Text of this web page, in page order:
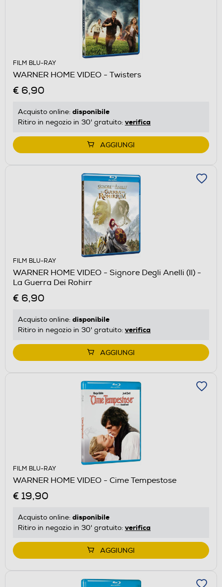
FILM BLU-RAY
WARNER HOME VIDEO - Twisters
€ 6,90
Acquisto online: disponibile
Ritiro in negozio in 30' gratuito: verifica
AGGIUNGI
FILM BLU-RAY
WARNER HOME VIDEO - Signore Degli Anelli (Il) -
La Guerra Dei Rohirr
€ 6,90
Acquisto online: disponibile
Ritiro in negozio in 30' gratuito: verifica
AGGIUNGI
FILM BLU-RAY
WARNER HOME VIDEO - Cime Tempestose
€ 19,90
Acquisto online: disponibile
Ritiro in negozio in 30' gratuito: verifica
AGGIUNGI